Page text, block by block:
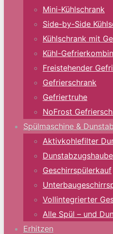
Mini-Kühlschrank
Side-by-Side
Kühlschrank mit
Kühl-
Freistehender
Gefrierschrank
Gefriertruhe
NoFrost
Spülmaschine &
Aktivkohlefilter
Dunstabzugshaube
Geschirrspülerkauf
Vollintegrierter
Alle Spül – und
Erhitzen